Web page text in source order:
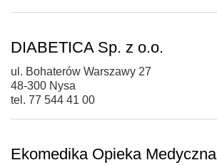
DIABETICA Sp. z o.o.
ul. Bohaterów Warszawy 27
48-300 Nysa
tel. 77 544 41 00
Ekomedika Opieka Medyczna